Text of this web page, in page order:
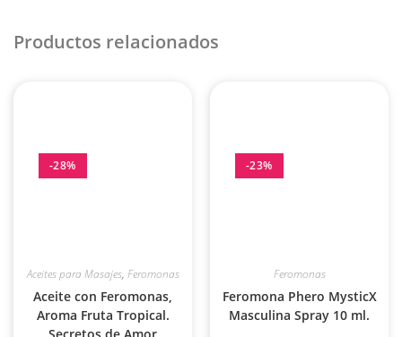
Productos relacionados
-28%
Aceites para Masajes, Feromonas
Aceite con Feromonas,
Aroma Fruta Tropical.
-23%
Feromonas
Feromona Phero MysticX
Masculina Spray 10 ml.